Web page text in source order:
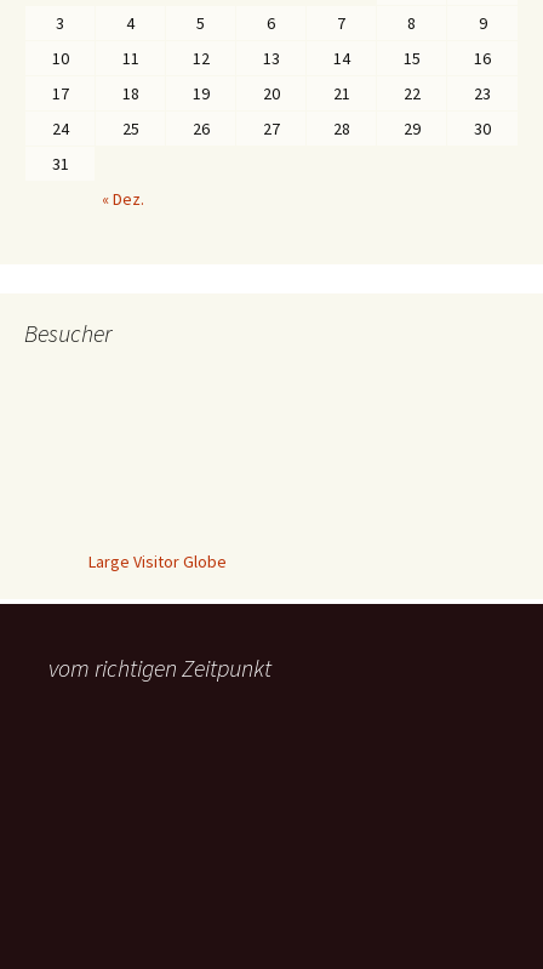
3
4 5 6 7 8
9
10
11 12 13 14 15
16
17
18 19 20 21 22
23
24
25 26 27 28 29
30
31
« Dez.
Besucher
Large Visitor Globe
vom richtigen Zeitpunkt